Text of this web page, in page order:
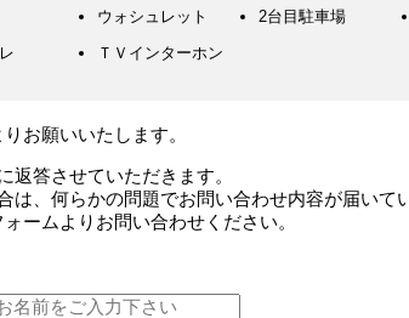
ウォシュレット 2台目駐車場
ＴＶインターホン
お願いいたします。
返答させていただきます。
は、何らかの問題でお問い合わせ内容が届いて
ームよりお問い合わせください。